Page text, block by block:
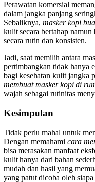
Perawatan komersial
dalam jangka panjang
Sebaliknya, masker kopi
kulit secara bertahap
secara rutin dan konsisten.
Jadi, saat memilih antara
pertimbangkan tidak hanya
bagi kesehatan kulit jangka
membuat masker kopi di
wajah sebagai rutinitas
Kesimpulan
Tidak perlu mahal untuk
Dengan memahami cara
bisa merasakan manfaat
kulit hanya dari bahan
mudah dan hasil yang
yang patut dicoba oleh siapa